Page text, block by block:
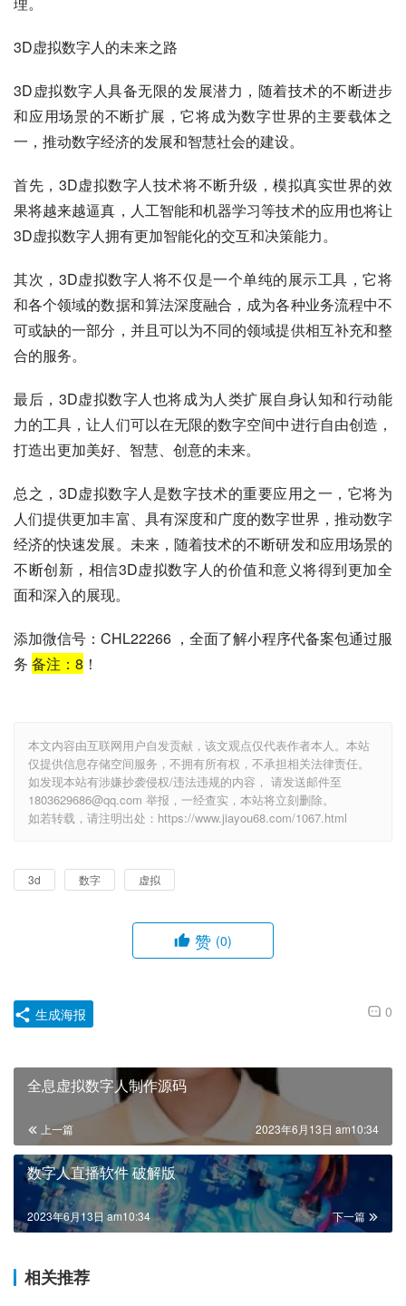
3D虚拟数字人的未来之路
3D虚拟数字人具备无限的发展潜力，随着技术的不断进步
和应用场景的不断扩展，它将成为数字世界的主要载体之
一，推动数字经济的发展和智慧社会的建设。
首先，3D虚拟数字人技术将不断升级，模拟真实世界的效
果将越来越逼真，人工智能和机器学习等技术的应用也将让
3D虚拟数字人拥有更加智能化的交互和决策能力。
其次，3D虚拟数字人将不仅是一个单纯的展示工具，它将
和各个领域的数据和算法深度融合，成为各种业务流程中不
可或缺的一部分，并且可以为不同的领域提供相互补充和整
合的服务。
最后，3D虚拟数字人也将成为人类扩展自身认知和行动能
力的工具，让人们可以在无限的数字空间中进行自由创造，
打造出更加美好、智慧、创意的未来。
总之，3D虚拟数字人是数字技术的重要应用之一，它将为
人们提供更加丰富、具有深度和广度的数字世界，推动数字
经济的快速发展。未来，随着技术的不断研发和应用场景的
不断创新，相信3D虚拟数字人的价值和意义将得到更加全
面和深入的展现。
添加微信号：CHL22266 ，全面了解小程序代备案包通过服
务 备注： 8 ！
本文内容由互联网用户自发贡献，该文观点仅代表作者本人。本站
仅提供信息存储空间服务，不拥有所有权，不承担相关法律责任。
如发现本站有涉嫌抄袭侵权/违法违规的内容， 请发送邮件至
1803629686@qq.com 举报，一经查实，本站将立刻删除。
如若转载，请注明出处：https://www.jiayou68.com/1067.html
3d 数字 虚拟
赞 (0)
0
生成海报
全息虚拟数字人制作源码
上一篇 2023年6月13日 am10:34
数字人直播软件 破解版
下一篇
2023年6月13日 am10:34
相关推荐